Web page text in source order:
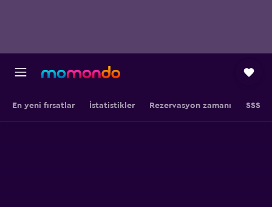
En yeni fırsatlar İstatistikler Rezervasyon zamanı SSS